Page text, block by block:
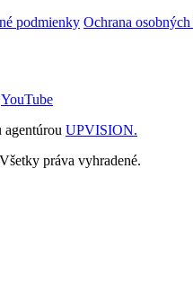
podmienky Ochrana
YouTube
UPVISION.
práva vyhradené.